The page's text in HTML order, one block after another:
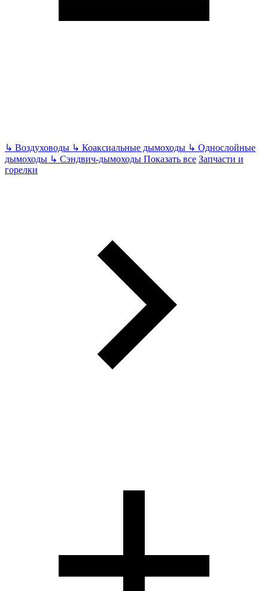
↳ Воздуховоды ↳ Коаксиальные дымоходы ↳ Однослойные
дымоходы ↳ Сэндвич-дымоходы Показать все Запчасти и
горелки